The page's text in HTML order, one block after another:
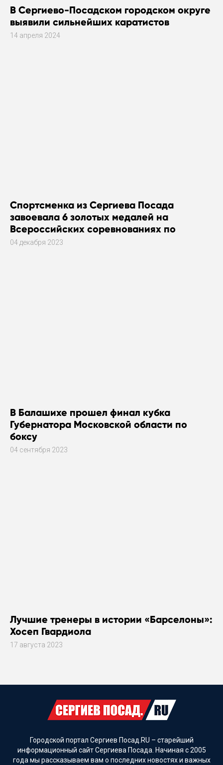
В Сергиево-Посадском городском округе
выявили сильнейших каратистов
14 апреля 2024
Спортсменка из Сергиева Посада
завоевала 6 золотых медалей на
Всероссийских соревнованиях по
плаванию
04 декабря 2023
В Балашихе прошел финал кубка
Губернатора Московской области по
боксу
04 сентября 2023
Лучшие тренеры в истории «Барселоны»:
Хосеп Гвардиола
17 августа 2023
Городской портал Сергиев Посад.RU – старейший
информационный сайт Сергиева Посада. Начиная с 2005
года мы рассказываем вам о последних новостях и важных